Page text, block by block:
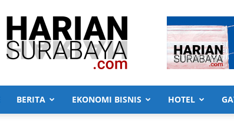
Harian
Surabaya
BERITA EKONOMI BISNIS HOTEL